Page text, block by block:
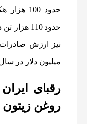
حدود
حدود 110
میلیون دلار در
رقبای
روغن زیتون